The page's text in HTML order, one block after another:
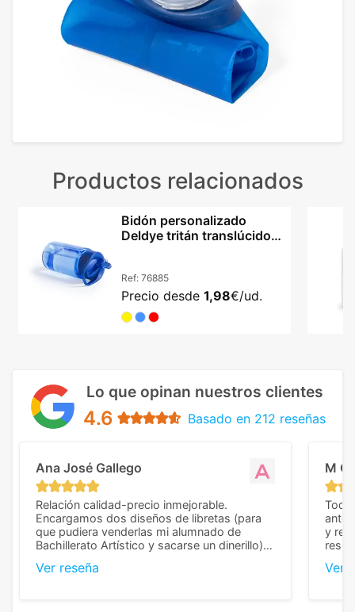
Productos relacionados
Bidón personalizado
Deldye tritán translúcido
Ref: 76885
Precio desde 1,98€/ud.
Lo que opinan nuestros clientes
4.6 Basado en 212 reseñas
Ana José Gallego
Relación calidad-precio inmejorable.
Encargamos dos diseños de libretas (para
que pudiera venderlas mi alumnado de
Bachillerato Artístico y sacarse un dinerillo) y
diferencia, con libretas de muy buena calidad
Ver reseña
M C
Todo
y
Ver